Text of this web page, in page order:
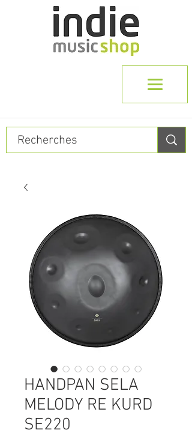
HANDPAN SELA
MELODY RE KURD
SE220